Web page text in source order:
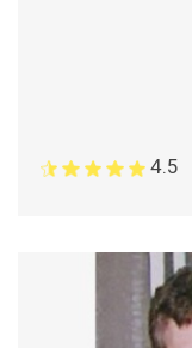
4.5